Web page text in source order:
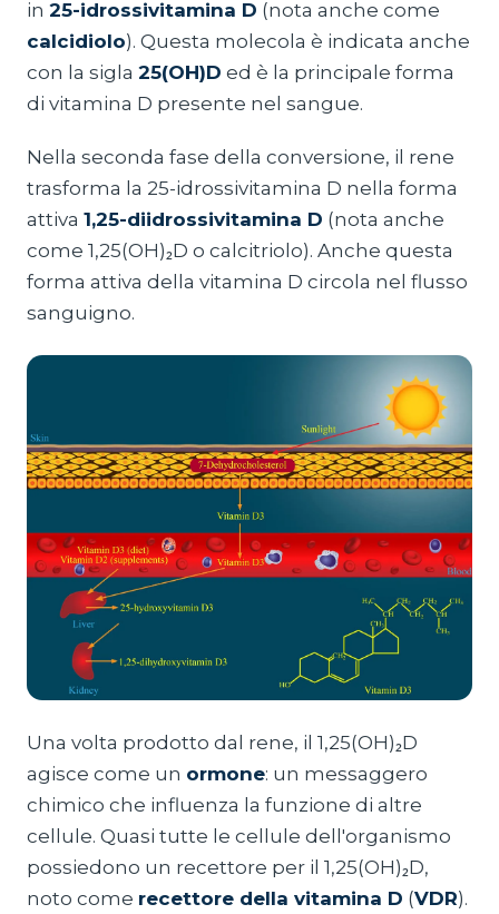
in 25-idrossivitamina D (nota anche come
calcidiolo). Questa molecola è indicata anche
con la sigla 25(OH)D ed è la principale forma
di vitamina D presente nel sangue.
Nella seconda fase della conversione, il rene
trasforma la 25-idrossivitamina D nella forma
attiva 1,25-diidrossivitamina D (nota anche
come 1,25(OH)₂D o calcitriolo). Anche questa
forma attiva della vitamina D circola nel flusso
sanguigno.
Una volta prodotto dal rene, il 1,25(OH)₂D
agisce come un ormone: un messaggero
chimico che influenza la funzione di altre
cellule. Quasi tutte le cellule dell'organismo
possiedono un recettore per il 1,25(OH)₂D,
noto come recettore della vitamina D (VDR).